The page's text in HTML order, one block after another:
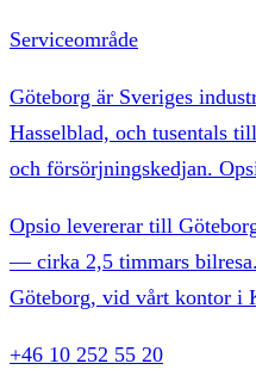
Serviceområde
Göteborg är Sveriges
Hasselblad, och tusentals
och försörjningskedjan.
Opsio levererar till
— cirka 2,5 timmars
Göteborg, vid vårt kontor i
+46 10 252 55 20